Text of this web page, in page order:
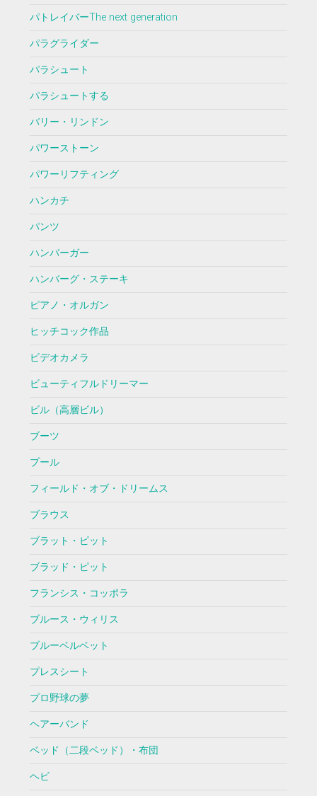
パトレイバーThe next generation
パラグライダー
パラシュート
パラシュートする
バリー・リンドン
パワーストーン
パワーリフティング
ハンカチ
パンツ
ハンバーガー
ハンバーグ・ステーキ
ピアノ・オルガン
ヒッチコック作品
ビデオカメラ
ビューティフルドリーマー
ビル（高層ビル）
ブーツ
プール
フィールド・オブ・ドリームス
ブラウス
ブラット・ピット
ブラッド・ピット
フランシス・コッポラ
ブルース・ウィリス
ブルーベルベット
プレスシート
プロ野球の夢
ヘアーバンド
ベッド（二段ベッド）・布団
ヘビ